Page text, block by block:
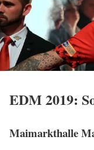
EDM 2019:
Maimarkthalle